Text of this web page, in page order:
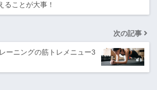
ることが大事！
次の記事
ーニングの筋トレメニュー3